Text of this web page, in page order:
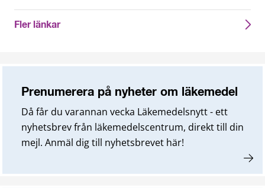
Fler länkar
Prenumerera på nyheter om läkemedel
Då får du varannan vecka Läkemedelsnytt - ett
nyhetsbrev från läkemedelscentrum, direkt till din
mejl. Anmäl dig till nyhetsbrevet här!